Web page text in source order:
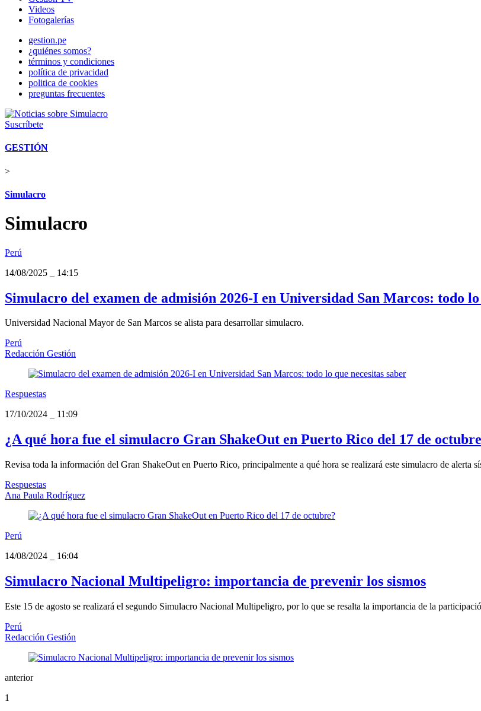
Videos
Fotogalerías
gestion.pe
¿quiénes somos?
términos y condiciones
política de privacidad
politica de cookies
preguntas frecuentes
Suscríbete
GESTIÓN
>
Simulacro
Simulacro
Perú
14/08/2025
14:15
Simulacro del examen de admisión 2026-I en Universidad San Marcos: todo lo
Universidad Nacional Mayor de San Marcos se alista para desarrollar simulacro.
Perú
Redacción Gestión
Respuestas
17/10/2024
11:09
¿A qué hora fue el simulacro Gran ShakeOut en Puerto Rico del 17 de
Revisa toda la información del Gran ShakeOut en Puerto Rico, principalmente a qué hora se realizará este simulacro de alerta
Respuestas
Ana Paula Rodríguez
Perú
14/08/2024
16:04
Simulacro Nacional Multipeligro: importancia de prevenir los sismos
Este 15 de agosto se realizará el segundo Simulacro Nacional Multipeligro, por lo que se resalta la importancia de la
Perú
Redacción Gestión
anterior
1